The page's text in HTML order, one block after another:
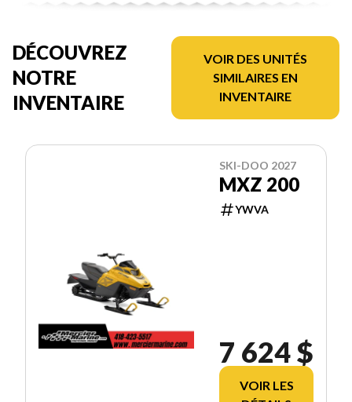
DÉCOUVREZ
NOTRE
INVENTAIRE
VOIR DES UNITÉS
SIMILAIRES EN
INVENTAIRE
SKI-DOO 2027
MXZ 200
YWVA
7 624 $
VOIR LES